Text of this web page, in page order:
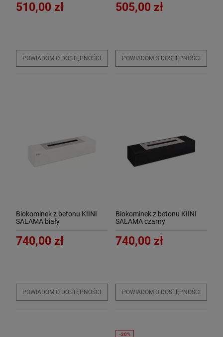
510,00 zł
POWIADOM O DOSTĘPNOŚCI
505,00 zł
POWIADOM O DOSTĘPNOŚCI
Biokominek z betonu KIINI
SALAMA biały
740,00 zł
POWIADOM O DOSTĘPNOŚCI
Biokominek z betonu KIINI
SALAMA czarny
740,00 zł
POWIADOM O DOSTĘPNOŚCI